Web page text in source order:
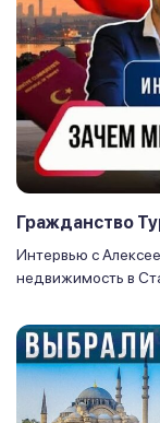
Гражданство
Интервью с
недвижимость в